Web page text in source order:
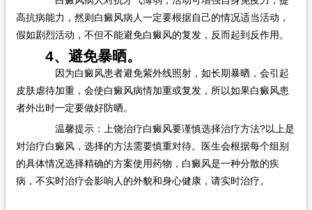
高抗病能力，然则白癜风病人一定要根据自己的情况适当活动，
假如剧烈活动，不但不能避免白癜风的复发，反而起到反作用。
4、避免暴晒。
因为白癜风患者避免紫外线照射，如长期暴晒，会引起
皮肤虐待加重，会使白癜风病情加重或复发，所以如果白癜风患
者外出时一定要做好防晒。
温馨提示：上饶治疗白癜风要谨慎选择治疗方法?以上是
对治疗白癜风，选择的方法需要慎重对待。医生会根据每个组别
的具体情况选择精确的方案使用药物，白癜风是一种分散的疾
病，不实时治疗会影响人的外貌和身心健康，请实时治疗。